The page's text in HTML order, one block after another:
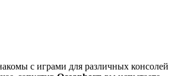
с играми для различных консолей